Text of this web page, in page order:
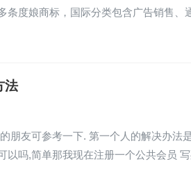
条度娘商标，国际分类包含广告销售、
法
朋友可参考一下. 第一个人的解决办法
以吗,简单那我现在注册一个公共会员